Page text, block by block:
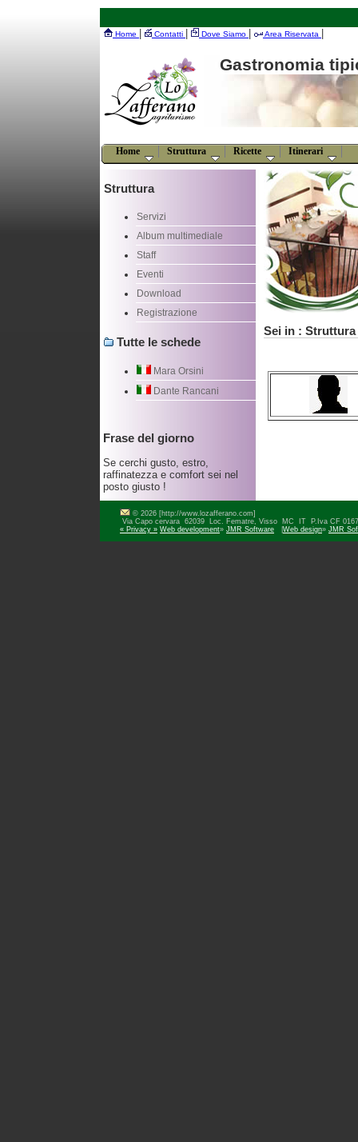
Home Contatti Dove Siamo Area Riservata
Gastronomia
Home Struttura Ricette Itinerari
Sei in : Struttura
Struttura
Servizi
Album multimediale
Staff
Eventi
Download
Registrazione
Tutte le schede
Mara Orsini
Dante Rancani
Frase del giorno
Se cerchi gusto, estro,
raffinatezza e comfort sei nel
posto giusto !
© 2026 [http://www.lozafferano.com]
Via Capo cervara 62039 Loc. Fematre, Visso MC IT P.Iva CF
« Privacy » Web development» JMR Software Web design» JMR